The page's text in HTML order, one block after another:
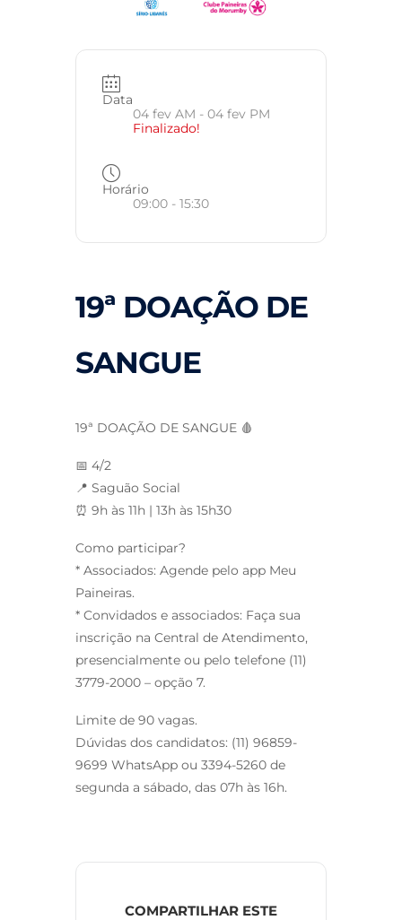
Data
04 fev AM - 04 fev PM
Finalizado!
Horário
09:00 - 15:30
19ª DOAÇÃO DE
SANGUE
19ª DOAÇÃO DE SANGUE 🩸
📅 4/2
📍 Saguão Social
⏰ 9h às 11h | 13h às 15h30
Como participar?
* Associados: Agende pelo app Meu
Paineiras.
* Convidados e associados: Faça sua
inscrição na Central de Atendimento,
presencialmente ou pelo telefone (11)
3779-2000 – opção 7.
Limite de 90 vagas.
Dúvidas dos candidatos: (11) 96859-
9699 WhatsApp ou 3394-5260 de
segunda a sábado, das 07h às 16h.
COMPARTILHAR ESTE